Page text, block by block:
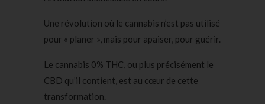
Une révolution où le cannabis n’est pas utilisé
pour « planer », mais pour apaiser, pour guérir.
Le cannabis 0% THC, ou plus précisément le
CBD qu’il contient, est au cœur de cette
transformation.